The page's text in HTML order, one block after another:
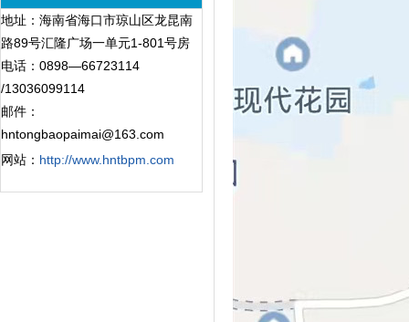
地址：海南省海口市琼山区龙昆南
路89号汇隆广场一单元1-801号房
电话：0898—66723114
/13036099114
邮件：
hntongbaopaimai@163.com
网站： http://www.hntbpm.com